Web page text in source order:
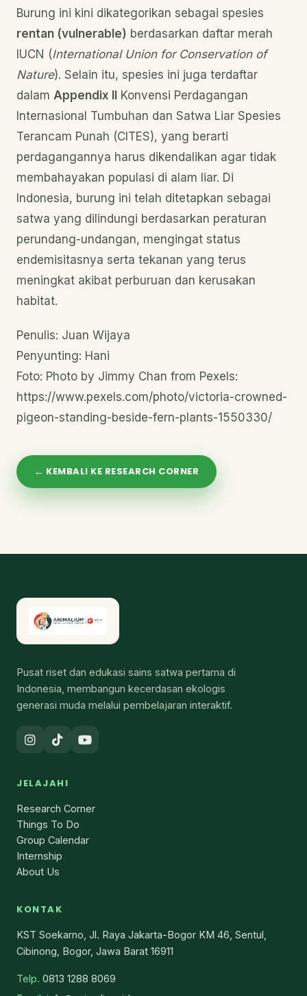
Burung ini kini dikategorikan sebagai spesies
rentan (vulnerable) berdasarkan daftar merah
IUCN (International Union for Conservation of
Nature). Selain itu, spesies ini juga terdaftar
dalam Appendix II
Konvensi Perdagangan
Internasional Tumbuhan dan Satwa Liar Spesies
Terancam Punah (CITES), yang berarti
perdagangannya harus dikendalikan agar tidak
membahayakan populasi di alam liar. Di
Indonesia, burung ini telah ditetapkan sebagai
satwa yang dilindungi berdasarkan peraturan
perundang-undangan, mengingat status
endemisitasnya serta tekanan yang terus
meningkat akibat perburuan dan kerusakan
habitat.
Penulis: Juan Wijaya
Penyunting: Hani
Foto: Photo by Jimmy Chan from Pexels:
https://www.pexels.com/photo/victoria-crowned-
pigeon-standing-beside-fern-plants-1550330/
← KEMBALI KE RESEARCH CORNER
Pusat riset dan edukasi sains satwa pertama di
Indonesia, membangun kecerdasan ekologis
generasi muda melalui pembelajaran interaktif.
JELAJAHI
Research Corner
Things To Do
Group Calendar
Internship
About Us
KONTAK
KST Soekarno, Jl. Raya Jakarta-Bogor KM 46, Sentul,
Cibinong, Bogor, Jawa Barat 16911
Telp. 0813 1288 8069